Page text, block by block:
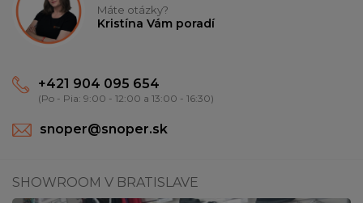
Máte otázky?
Kristína Vám poradí
+421 904 095 654
(Po - Pia: 9:00 - 12:00 a 13:00 - 16:30)
snoper@snoper.sk
SHOWROOM V BRATISLAVE